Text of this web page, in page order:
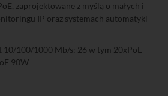
zaprojektowane z myślą o małych i
IP oraz systemach automatyki
10/100/1000 Mb/s: 26 w tym 20xPoE
90W